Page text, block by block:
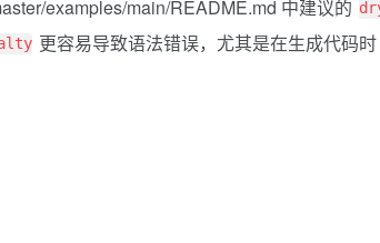
examples/main/README.md 中建议的
更容易导致语法错误，尤其是在生成代码